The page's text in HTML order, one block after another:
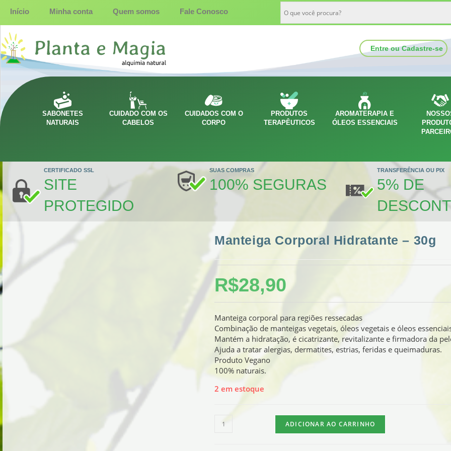
Início Minha conta Quem somos Fale Conosco
Entre ou Cadastre-se
SABONETES
NATURAIS
CUIDADO COM OS
CABELOS
CUIDADOS COM O
CORPO
PRODUTOS
TERAPÊUTICOS
AROMATERAPIA E
ÓLEOS ESSENCIAIS
CERTIFICADO SSL
SITE
PROTEGIDO
SUAS COMPRAS
100% SEGURAS
TRANSFERÊNCIA OU PIX
5% DE
Manteiga Corporal Hidratante – 30g
R$28,90
Manteiga corporal para regiões ressecadas
Combinação de manteigas vegetais, óleos vegetais e óleos
Mantém a hidratação, é cicatrizante, revitalizante e firmadora da
Ajuda a tratar alergias, dermatites, estrias, feridas e queimaduras.
Produto Vegano
100% naturais.
2 em estoque
ADICIONAR AO CARRINHO